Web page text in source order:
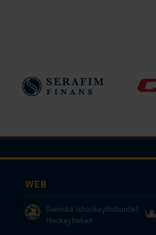
WEB
Svenska Ishockeyförbundet
Hockeyboken